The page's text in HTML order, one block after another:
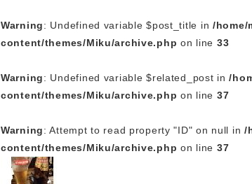
Warning: Undefined variable $post_title in /home/
content/themes/Miku/archive.php on line 33
Warning: Undefined variable $related_post in/
content/themes/Miku/archive.php on line 37
Warning: Attempt to read property "ID" on null in/
content/themes/Miku/archive.php on line 37